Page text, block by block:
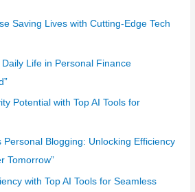
Saving Lives with Cutting-Edge Tech
Daily Life in Personal Finance
Potential with Top AI Tools for
Personal Blogging: Unlocking Efficiency
Tomorrow”
with Top AI Tools for Seamless